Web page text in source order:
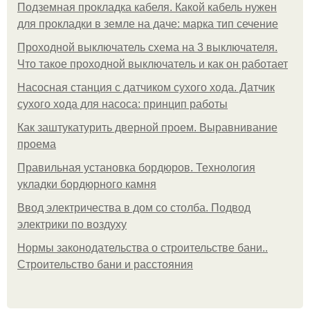
Подземная прокладка кабеля. Какой кабель нужен
для прокладки в земле на даче: марка тип сечение
Проходной выключатель схема на 3 выключателя.
Что такое проходной выключатель и как он работает
Насосная станция с датчиком сухого хода. Датчик
сухого хода для насоса: принцип работы
Как заштукатурить дверной проем. Выравнивание
проема
Правильная установка бордюров. Технология
укладки бордюрного камня
Ввод электричества в дом со столба. Подвод
электрики по воздуху
Нормы законодательства о строительстве бани..
Строительство бани и расстояния